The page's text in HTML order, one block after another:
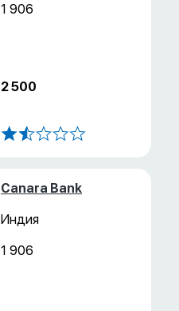
1 906
2 500
Canara Bank
Индия
1 906